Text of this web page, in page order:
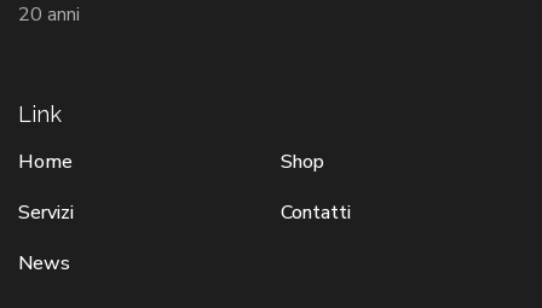
20 anni
Link
Home
Servizi
News
Shop
Contatti